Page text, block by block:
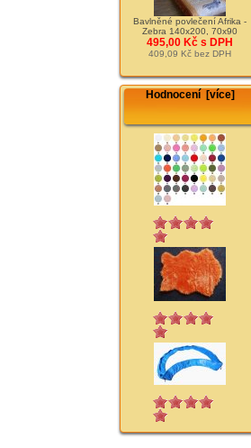
Bavlněné povlečení Afrika -
Zebra 140x200, 70x90
495,00 Kč s DPH
409,09 Kč bez DPH
Hodnocení [více]